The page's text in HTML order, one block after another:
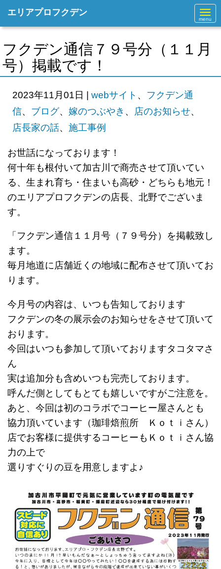
N
a
v
g
a
o
エリアプロフクデン
フクデン通信７９号分（１１月
号）掲載です！
2023年11月01日 | webサイト 、 フクデン通
信、 ブログ、 嫁のつぶやき 、 店のお知らせ、
店長家の話、 施工事例
お世話になっております！
何十年も根付いて加古川で商売させて頂いてい
る、生まれ育ち・住まいも高砂・どちらも地元！
のエリアプロフクデンの店長、北野でございま
す。
「フクデン通信１１月号（７９号分）を掲載致し
ます。
毎月地道に店舗近くの地域に配布させて頂いてお
ります。
今月号の内容は、いつも告知しております
フクデンの冬の展示会のお知らせをさせて頂いて
おります。
今回はいつも参加して頂いておりますタコタマさ
ん
実は追加分も含めいつも完売しております。
呼んだ側としてもとても嬉しいですがご注意を。
あと、今回は初のコラボでコーヒー屋さんとも
協力頂いています（珈琲焙煎所 Ｋｏｔｉさん）
店でお客様に提供するコーヒーもＫｏｔｉさん協
力の上で
選りすぐりの豆を用意しますよ♪